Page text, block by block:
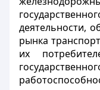
деятельности,
рынка
их